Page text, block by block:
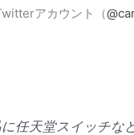
アカウント（
任天堂スイッチな